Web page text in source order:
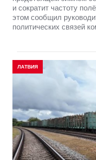
и сократит частоту
этом сообщил
политических связей
ЛАТВИЯ